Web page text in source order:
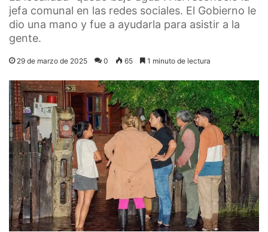
jefa comunal en las redes sociales. El Gobierno le
dio una mano y fue a ayudarla para asistir a la
gente.
29 de marzo de 2025 0 65 1 minuto de lectura